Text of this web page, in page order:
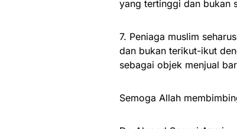
yang tertinggi dan bukan
7. Peniaga muslim
dan bukan terikut-ikut
sebagai objek menjual
Semoga Allah